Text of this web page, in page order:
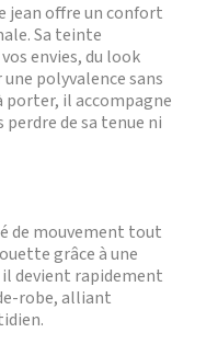
jean offre un confort
Sa teinte
envies, du look
polyvalence sans
porter, il accompagne
de sa tenue ni
de mouvement tout
grâce à une
il devient rapidement
robe, alliant